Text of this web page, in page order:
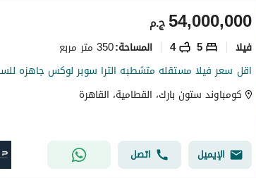
ج.م54,000,000
فیلا 5
4 المساحة:350 متر مربع
كومباوند ستون بارك، القطامية، القاهرة
الإيميل اتصل